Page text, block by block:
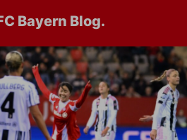
Bayern Blog.